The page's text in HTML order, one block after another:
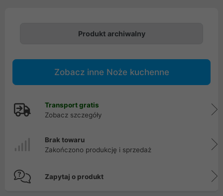
Produkt archiwalny
Zobacz inne Noże kuchenne
Transport gratis
Zobacz szczegóły
Brak towaru
Zakończono produkcję i sprzedaż
Zapytaj o produkt